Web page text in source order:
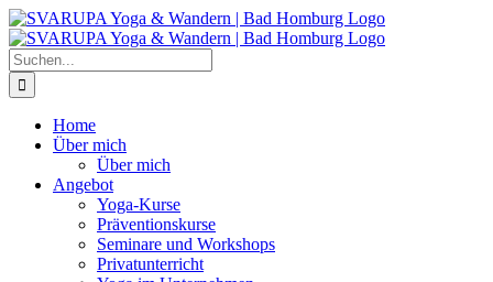
Zum
Inhalt
springen
Suche
nach:
Home
Über mich
Über mich
Angebot
Yoga-Kurse
Präventionskurse
Seminare und Workshops
Privatunterricht